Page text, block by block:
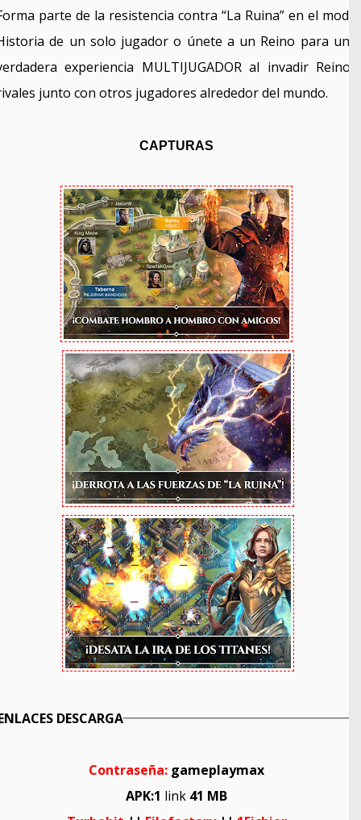
parte de la resistencia contra “La Ruina” en el modo
de un solo jugador o únete a un Reino para una
experiencia MULTIJUGADOR al invadir Reinos
junto con otros jugadores alrededor del mundo.
CAPTURAS
DESCARGA
Contraseña: gameplaymax
APK:1 link 41 MB